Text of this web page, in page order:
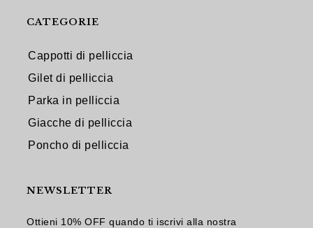
CATEGORIE
Cappotti di pelliccia
Gilet di pelliccia
Parka in pelliccia
Giacche di pelliccia
Poncho di pelliccia
NEWSLETTER
Ottieni 10% OFF quando ti iscrivi alla nostra